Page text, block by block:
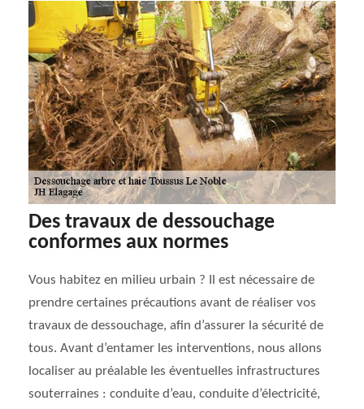
Des travaux de dessouchage
conformes aux normes
Vous habitez en milieu urbain ? Il est nécessaire de
prendre certaines précautions avant de réaliser vos
travaux de dessouchage, afin d’assurer la sécurité de
tous. Avant d’entamer les interventions, nous allons
localiser au préalable les éventuelles infrastructures
souterraines : conduite d’eau, conduite d’électricité,